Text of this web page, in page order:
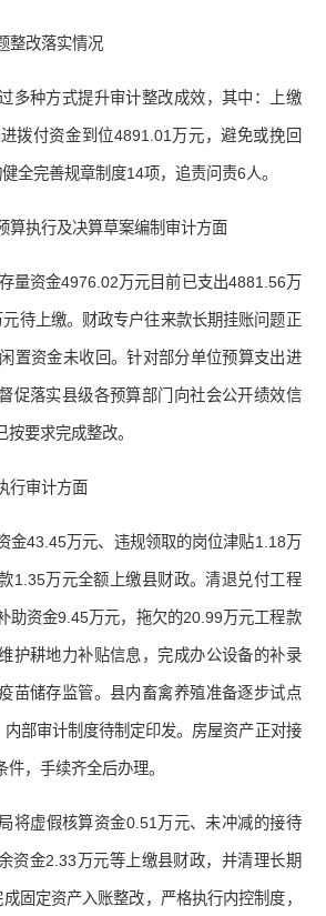
整改落实情况
多种方式提升审计整改成效，其中：上缴
拨付资金到位4891.01万元，避免或挽回
全完善规章制度14项，追责问责6人。
算执行及决算草案编制审计方面
量资金4976.02万元目前已支出4881.56万
待上缴。财政专户往来款长期挂账问题正
置资金未收回。针对部分单位预算支出进
促落实县级各预算部门向社会公开绩效信
要求完成整改。
行审计方面
金43.45万元、违规领取的岗位津贴1.18万
1.35万元全额上缴县财政。清退兑付工程
助资金9.45万元，拖欠的20.99万元工程款
护耕地力补贴信息，完成办公设备的补录
苗储存监管。县内畜禽养殖准备逐步试点
内部审计制度待制定印发。房屋资产正对接
，手续齐全后办理。
将虚假核算资金0.51万元、未冲减的接待
资金2.33万元等上缴县财政，并清理长期
固定资产入账整改，严格执行内控制度，